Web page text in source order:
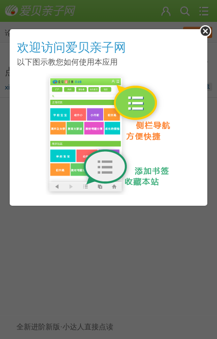
论坛 发帖
《教孩子唱学最美古诗词进阶版》小达人点读版
点读包下载
收藏
xiaohaozi100 发表于2019-12-21 21:13
全新进阶新版·小达人直接点读
欢迎访问爱贝亲子网
以下图示教您如何使用本应用